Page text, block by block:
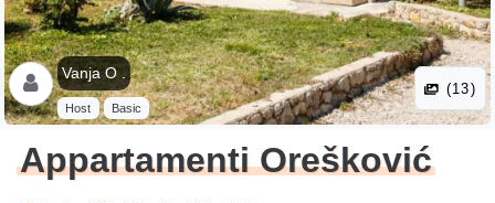
Vanja O .
Host Basic
(13)
Appartamenti Orešković